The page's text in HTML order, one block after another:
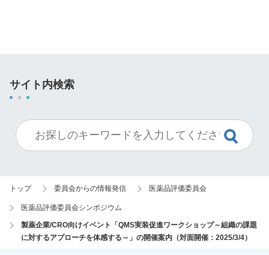
サイト内検索
トップ 委員会からの情報発信 医薬品評価委員会
医薬品評価委員会シンポジウム
製薬企業/CRO向けイベント「QMS実装促進ワークショップ～組織の課題
に対するアプローチを体感する～」の開催案内（対面開催：2025/3/4）